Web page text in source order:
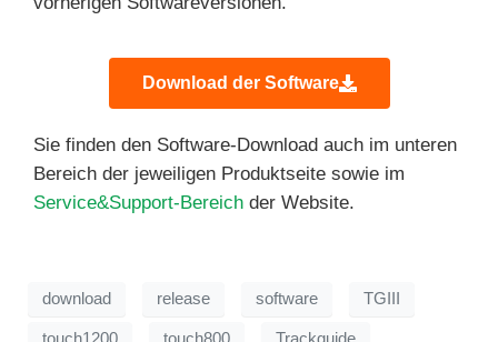
Download der Software
Sie finden den Software-Download auch im unteren
Bereich der jeweiligen Produktseite sowie im
Service&Support-Bereich der Website.
download release software TGIII